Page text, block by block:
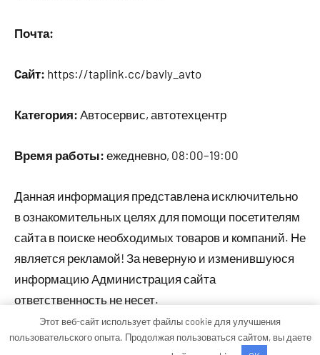
Почта:
Cайт: https://taplink.cc/bavly_avto
Категория: Автосервис, автотехцентр
Время работы: ежедневно, 08:00–19:00
Данная информация представлена исключительно
в ознакомительных целях для помощи посетителям
сайта в поиске необходимых товаров и компаний. Не
является рекламой! За неверную и изменившуюся
информацию Администрация сайта
ответственность не несет.
Этот веб-сайт использует файлы cookie для улучшения
пользовательского опыта. Продолжая пользоваться сайтом, вы даете